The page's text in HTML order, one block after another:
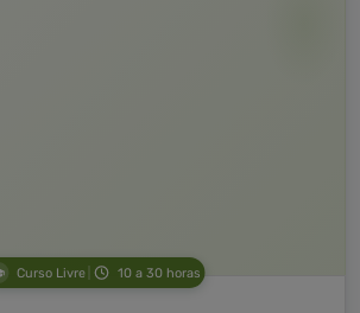
Curso Livre 10 a 30 horas